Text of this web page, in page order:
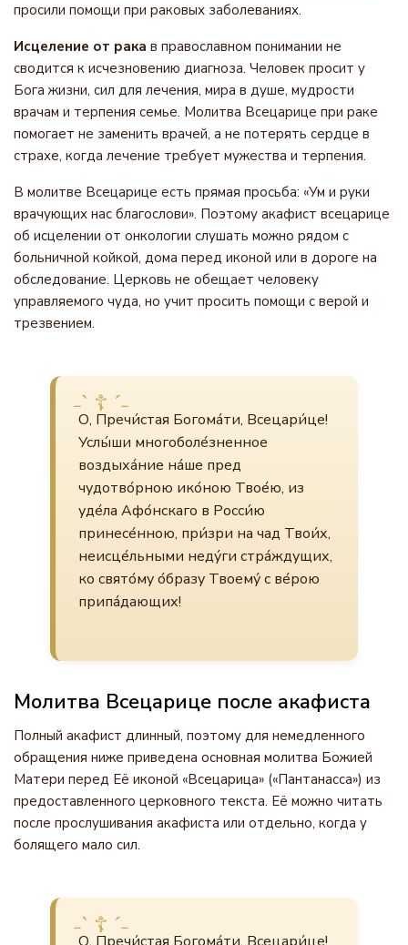
просили помощи при раковых заболеваниях.
Исцеление от рака в православном понимании не
сводится к исчезновению диагноза. Человек просит у
Бога жизни, сил для лечения, мира в душе, мудрости
врачам и терпения семье. Молитва Всецарице при раке
помогает не заменить врачей, а не потерять сердце в
страхе, когда лечение требует мужества и терпения.
В молитве Всецарице есть прямая просьба: «Ум и руки
врачующих нас благослови». Поэтому акафист всецарице
об исцелении от онкологии слушать можно рядом с
больничной койкой, дома перед иконой или в дороге на
обследование. Церковь не обещает человеку
управляемого чуда, но учит просить помощи с верой и
трезвением.
О, Пречи́стая Богома́ти, Всецари́це!
Услы́ши многоболе́зненное
воздыха́ние на́ше пред
чудотво́рною ико́ною Твое́ю, из
уде́ла Афо́нскаго в Росси́ю
принесе́нною, при́зри на чад Твои́х,
неисце́льными неду́ги стра́ждущих,
ко свято́му о́бразу Твоему́ с ве́рою
припа́дающих!
Молитва Всецарице после акафиста
Полный акафист длинный, поэтому для немедленного
обращения ниже приведена основная молитва Божией
Матери перед Её иконой «Всецарица» («Пантанасса») из
предоставленного церковного текста. Её можно читать
после прослушивания акафиста или отдельно, когда у
болящего мало сил.